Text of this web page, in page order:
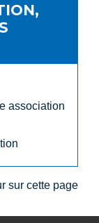
association
sur cette page